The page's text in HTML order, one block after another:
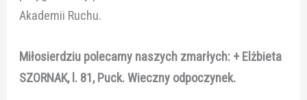
Akademii Ruchu.
Miłosierdziu polecamy naszych zmarłych: + Elżbieta
SZORNAK, l. 81, Puck. Wieczny odpoczynek.